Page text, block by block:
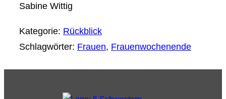
Sabine Wittig
Kategorie: Rückblick
Schlagwörter: Frauen, Frauenwochenende